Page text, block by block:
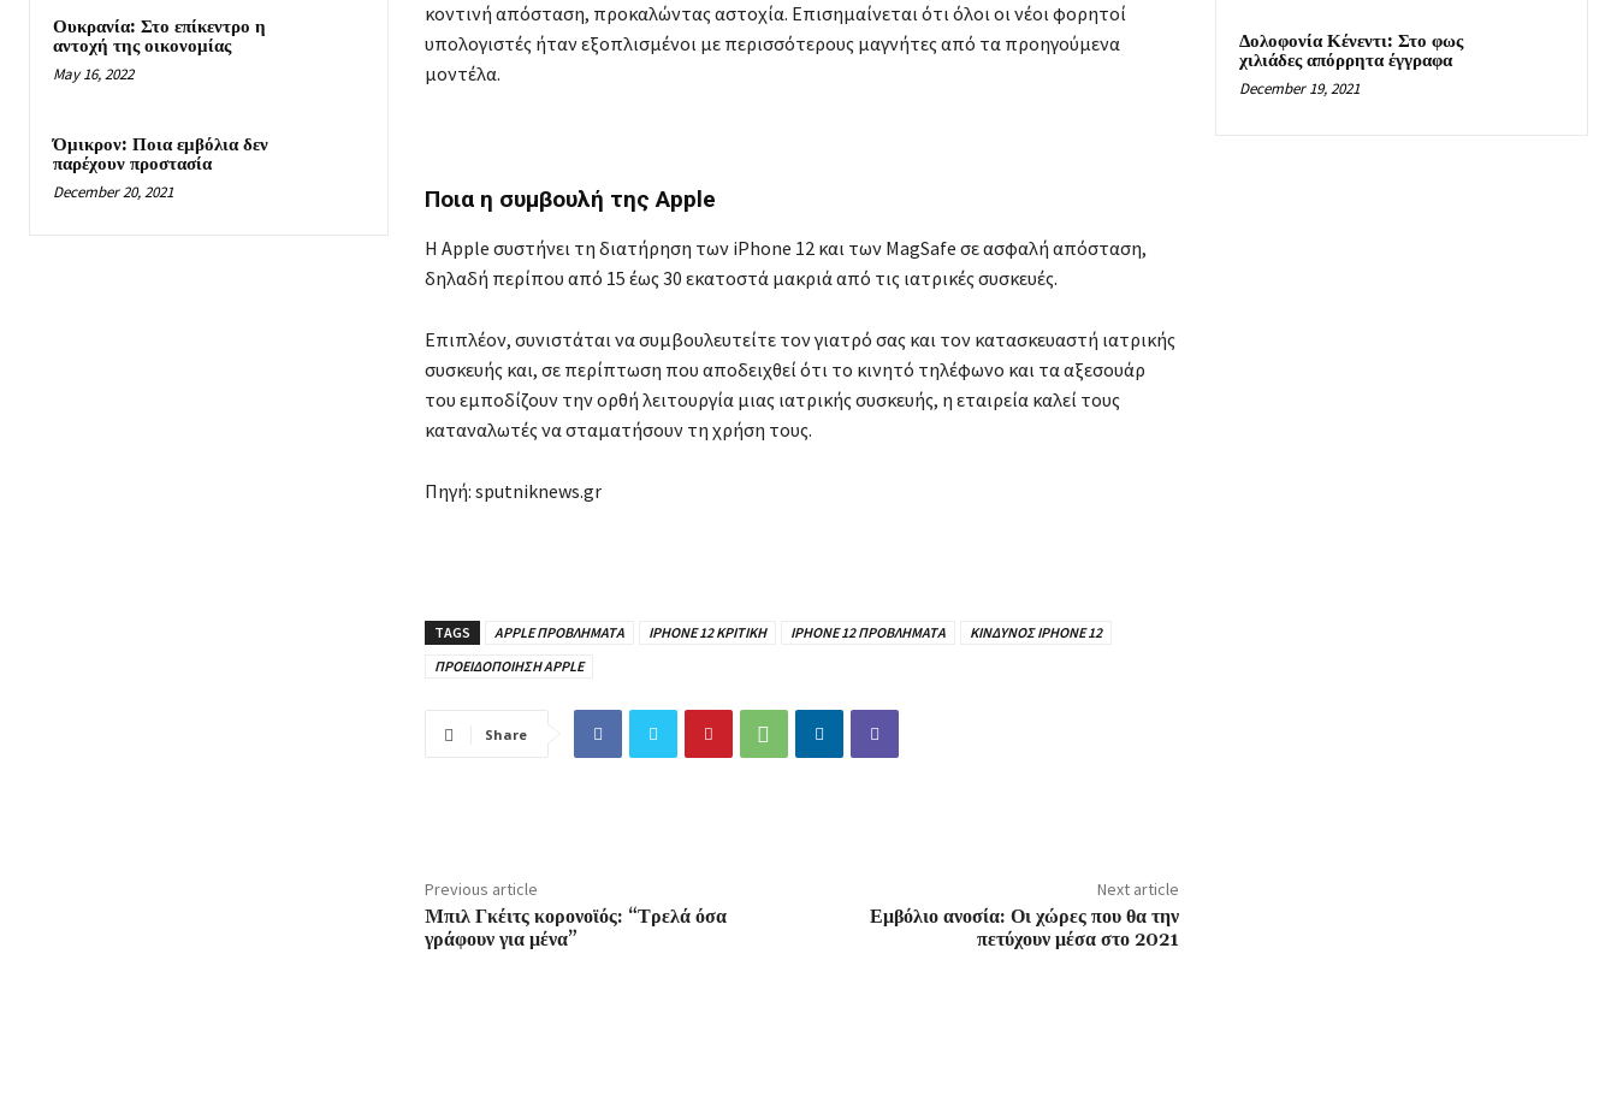
Ουκρανία: Στο επίκεντρο η
αντοχή της οικονομίας
May 16, 2022
Όμικρον: Ποια εμβόλια δεν
παρέχουν προστασία
December 20, 2021
κοντινή απόσταση, προκαλώντας αστοχία. Επισημαίνεται ότι όλοι οι νέοι φορητοί
υπολογιστές ήταν εξοπλισμένοι με περισσότερους μαγνήτες από τα προηγούμενα
μοντέλα.
Ποια η συμβουλή της Apple
Η Apple συστήνει τη διατήρηση των iPhone 12 και των MagSafe σε ασφαλή απόσταση,
δηλαδή περίπου από 15 έως 30 εκατοστά μακριά από τις ιατρικές συσκευές.
Επιπλέον, συνιστάται να συμβουλευτείτε τον γιατρό σας και τον κατασκευαστή ιατρικής
συσκευής και, σε περίπτωση που αποδειχθεί ότι το κινητό τηλέφωνο και τα αξεσουάρ
του εμποδίζουν την ορθή λειτουργία μιας ιατρικής συσκευής, η εταιρεία καλεί τους
καταναλωτές να σταματήσουν τη χρήση τους.
Πηγή: sputniknews.gr
TAGS APPLE ΠΡΟΒΛΗΜΑΤΑ IPHONE 12 ΚΡΙΤΙΚΗ IPHONE 12 ΠΡΟΒΛΗΜΑΤΑ
ΚΙΝΔΥΝΟΣ IPHONE 12
ΠΡΟΕΙΔΟΠΟΙΗΣΗ APPLE
Share
Previous article
Mπιλ Γκέιτς κορονοϊός: “Τρελά όσα
γράφουν για μένα”
Next article
Εμβόλιο ανοσία: Οι χώρες που θα την
πετύχουν μέσα στο 2021
Δολοφονία Κένεντι: Στο φως
χιλιάδες απόρρητα έγγραφα
December 19, 2021